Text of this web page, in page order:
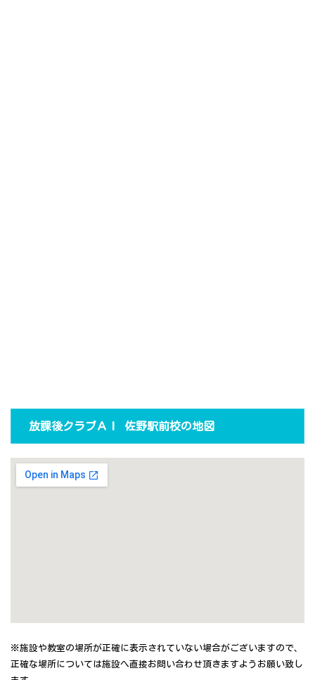
放課後クラブＡＩ 佐野駅前校の地図
※施設や教室の場所が正確に表示されていない場合がございますので、
正確な場所については施設へ直接お問い合わせ頂きますようお願い致し